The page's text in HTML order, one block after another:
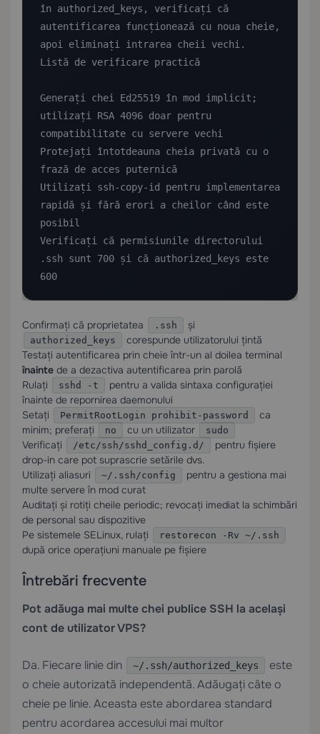
Confirmați că proprietatea .ssh și
authorized_keys
corespunde utilizatorului țintă
Testați autentificarea prin cheie într-un al doilea terminal
înainte de a dezactiva autentificarea prin parolă
Rulați
sshd -t
pentru a valida sintaxa configurației
înainte de repornirea daemonului
Setați
PermitRootLogin prohibit-password
ca
minim; preferați
no cu un utilizator sudo
Verificați /etc/ssh/sshd_config.d/
pentru fișiere
drop-in care pot suprascrie setările dvs.
Utilizați aliasuri
~/.ssh/config
pentru a gestiona mai
multe servere în mod curat
Auditați și rotiți cheile periodic; revocați imediat la schimbări
de personal sau dispozitive
Pe sistemele SELinux, rulați
restorecon -Rv ~/.ssh
după orice operațiuni manuale pe fișiere
Întrebări frecvente
Pot adăuga mai multe chei publice SSH la același
cont de utilizator VPS?
Da. Fiecare linie din ~/.ssh/authorized_keys
este
o cheie autorizată independentă. Adăugați câte o
cheie pe linie. Aceasta este abordarea standard
pentru acordarea accesului mai multor